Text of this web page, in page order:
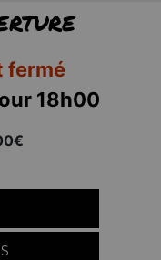
fermé
18h00